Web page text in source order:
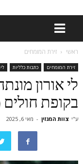
ראשי זירת המומחים
זירת המומחים כתבות כלליות
לי אורון
בקופת
ע"י צוות המגזין - מאי 6, 2025